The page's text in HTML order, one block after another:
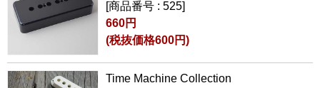
[商品番号 : 525]
660円
(税抜価格600円)
Time Machine Collection